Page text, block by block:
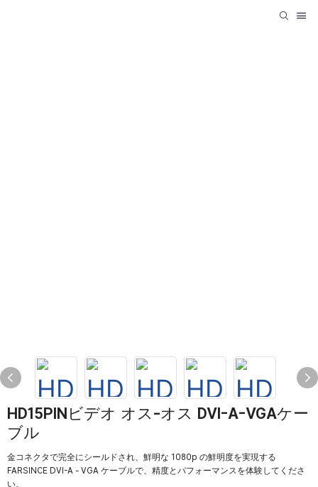
HD15PINビデオ オス-オス DVI-A-VGAケー
ブル
金コネクタで完全にシールドされ、鮮明な 1080p の鮮明度を実現する
FARSINCE DVI-A - VGA ケーブルで、精度とパフォーマンスを体験してくださ
い。